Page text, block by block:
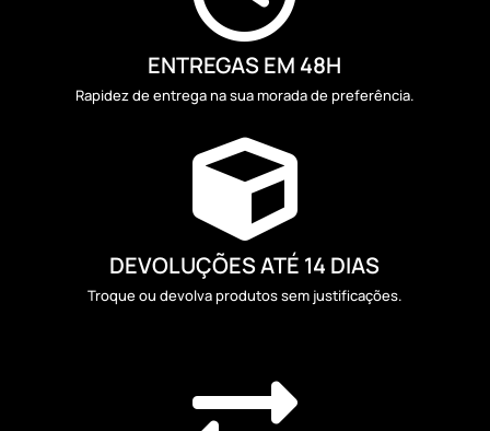
ENTREGAS EM 48H
Rapidez de entrega na sua morada de preferência.

DEVOLUÇÕES ATÉ 14 DIAS
Troque ou devolva produtos sem justificações.